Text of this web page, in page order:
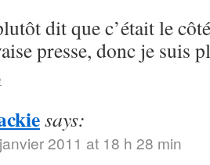
dit que c’était le
presse, donc je suis
says:
2011 at 18 h 28 min